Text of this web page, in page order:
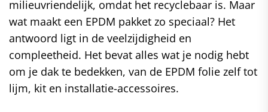
milieuvriendelijk, omdat het recyclebaar is. Maar
wat maakt een EPDM pakket zo speciaal? Het
antwoord ligt in de veelzijdigheid en
compleetheid. Het bevat alles wat je nodig hebt
om je dak te bedekken, van de EPDM folie zelf tot
lijm, kit en installatie-accessoires.